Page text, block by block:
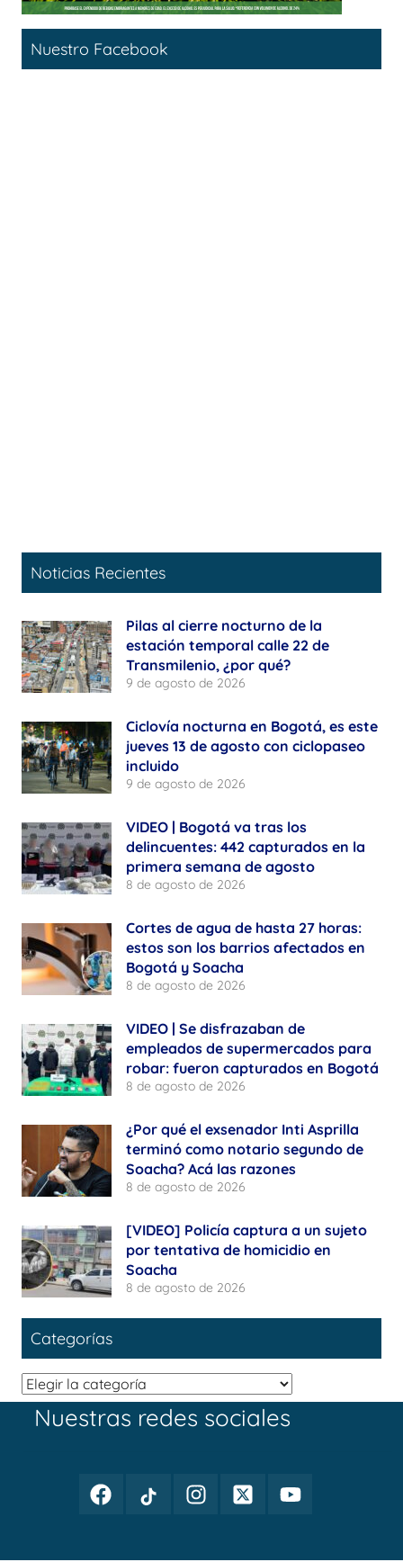
Nuestro Facebook
Noticias Recientes
Pilas al cierre nocturno de la
estación temporal calle 22 de
Transmilenio, ¿por qué?
9 de agosto de 2026
Ciclovía nocturna en Bogotá, es este
jueves 13 de agosto con ciclopaseo
incluido
9 de agosto de 2026
VIDEO | Bogotá va tras los
delincuentes: 442 capturados en la
primera semana de agosto
8 de agosto de 2026
Cortes de agua de hasta 27 horas:
estos son los barrios afectados en
Bogotá y Soacha
8 de agosto de 2026
VIDEO | Se disfrazaban de
empleados de supermercados para
robar: fueron capturados en Bogotá
8 de agosto de 2026
¿Por qué el exsenador Inti Asprilla
terminó como notario segundo de
Soacha? Acá las razones
8 de agosto de 2026
[VIDEO] Policía captura a un sujeto
por tentativa de homicidio en
Soacha
8 de agosto de 2026
Categorías
Categorías
Nuestras redes sociales
Facebook
Periodismo
TikTok
Periodismo
InstagramTwitterYoutube